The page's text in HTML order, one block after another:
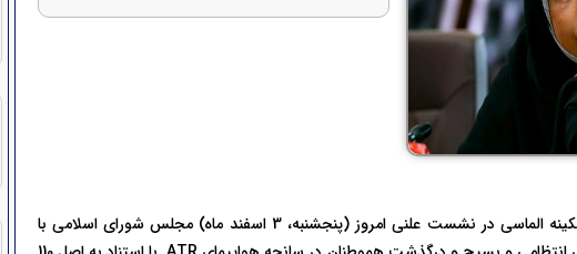
به گزارش خبرنگار خبرگزاری خانه ملت، سکینه الماسی در نشست علنی امروز (پنجشنبه، 3 اسفند ماه) مجلس شورای اسلامی با